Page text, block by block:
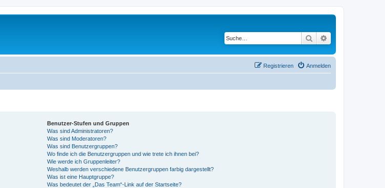
Suche
Anmelden
Registrieren
Benutzer-Stufen und Gruppen
Was sind Administratoren?
Was sind Moderatoren?
Was sind Benutzergruppen?
Wo finde ich die Benutzergruppen und wie trete ich ihnen bei?
Wie werde ich Gruppenleiter?
Weshalb werden verschiedene Benutzergruppen farbig dargestellt?
Was ist eine Hauptgruppe?
Was bedeutet der „Das Team“-Link auf der Startseite?